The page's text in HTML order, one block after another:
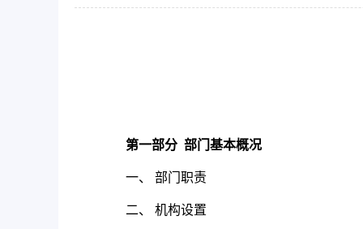
第一部分 部门基本概况
一、 部门职责
二、 机构设置